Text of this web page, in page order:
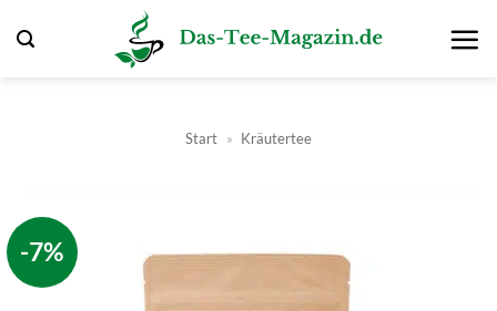
Inhalt
Start » Kräutertee
-7%